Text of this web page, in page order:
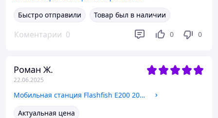
Быстро отправили
Товар был в наличии
Коментарии 0 0 0
Роман Ж.
22.06.2025
Мобильная станция Flashfish E200 200W 151W/H (40800 mah)
Актуальная цена